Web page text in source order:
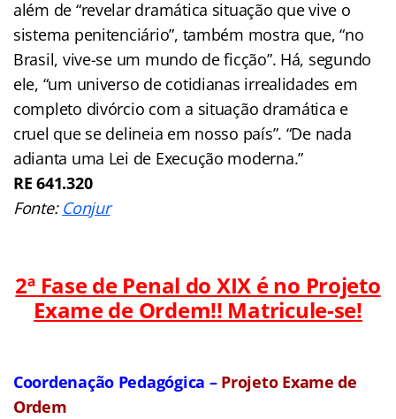
além de “revelar dramática situação que vive o
sistema penitenciário”, também mostra que, “no
Brasil, vive-se um mundo de ficção”. Há, segundo
ele, “um universo de cotidianas irrealidades em
completo divórcio com a situação dramática e
cruel que se delineia em nosso país”. “De nada
adianta uma Lei de Execução moderna.”
RE 641.320
Fonte: Conjur
2ª Fase de Penal do XIX é no Projeto
Exame de Ordem!! Matricule-se!
Coordenação Pedagógica – Projeto Exame de
Ordem